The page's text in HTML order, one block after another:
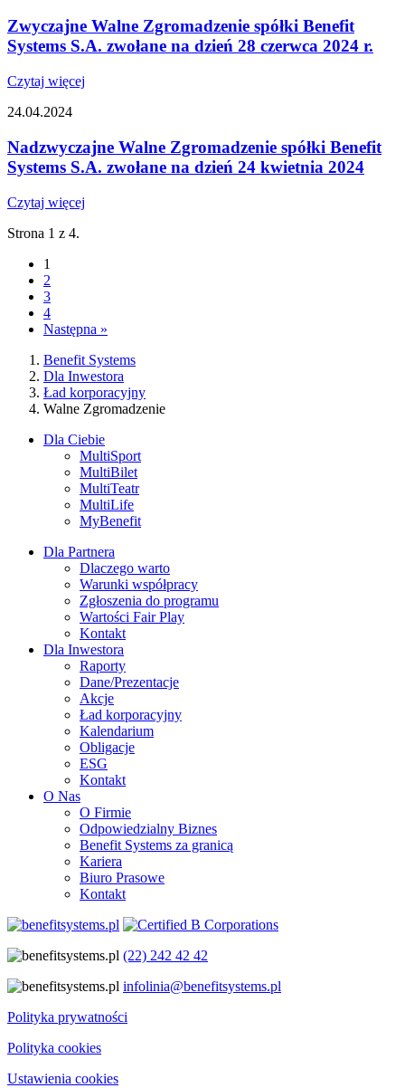
Zwyczajne Walne Zgromadzenie spółki Benefit
Systems S.A. zwołane na dzień 28 czerwca 2024 r.
Czytaj więcej
24.04.2024
Nadzwyczajne Walne Zgromadzenie spółki Benefit
Systems S.A. zwołane na dzień 24 kwietnia 2024
Czytaj więcej
Strona 1 z 4.
1
2
3
4
Następna »
Benefit Systems
Dla Inwestora
Ład korporacyjny
Walne Zgromadzenie
Dla Ciebie
MultiSport
MultiBilet
MultiTeatr
MultiLife
MyBenefit
Dla Partnera
Dlaczego warto
Warunki współpracy
Zgłoszenia do programu
Wartości Fair Play
Kontakt
Dla Inwestora
Raporty
Dane/Prezentacje
Akcje
Ład korporacyjny
Kalendarium
Obligacje
ESG
Kontakt
O Nas
O Firmie
Odpowiedzialny Biznes
Benefit Systems za granicą
Kariera
Biuro Prasowe
Kontakt
(22) 242 42 42
infolinia@benefitsystems.pl
Polityka prywatności
Polityka cookies
Ustawienia cookies